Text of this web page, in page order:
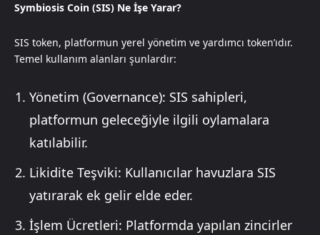
Symbiosis Coin (SIS) Ne İşe Yarar?
SIS token, platformun yerel yönetim ve yardımcı token’ıdır.
Temel kullanım alanları şunlardır:
Yönetim (Governance): SIS sahipleri,
platformun geleceğiyle ilgili oylamalara
katılabilir.
Likidite Teşviki: Kullanıcılar havuzlara SIS
yatırarak ek gelir elde eder.
İşlem Ücretleri: Platformda yapılan zincirler